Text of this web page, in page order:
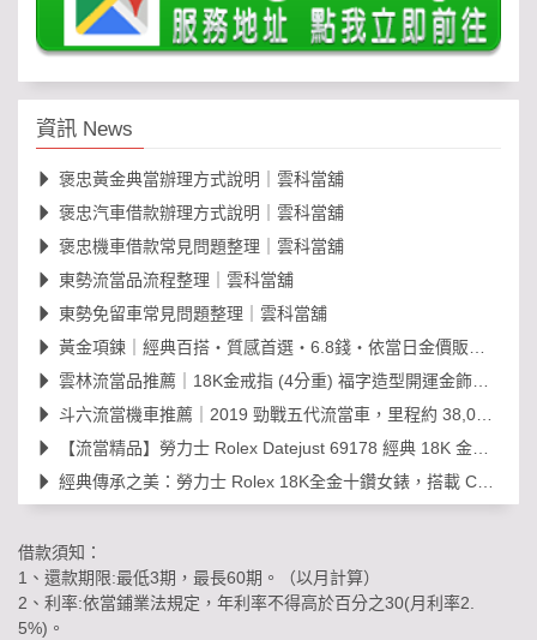
資訊 News
褒忠黃金典當辦理方式說明｜雲科當舖
褒忠汽車借款辦理方式說明｜雲科當舖
褒忠機車借款常見問題整理｜雲科當舖
東勢流當品流程整理｜雲科當舖
東勢免留車常見問題整理｜雲科當舖
黃金項鍊｜經典百搭・質感首選・6.8錢・依當日金價販售，免工錢更划算
雲林流當品推薦｜18K金戒指 (4分重) 福字造型開運金飾，日常百搭超值選！
斗六流當機車推薦｜2019 勁戰五代流當車，里程約 38,000km，可現場賞車議價
【流當精品】勞力士 Rolex Datejust 69178 經典 18K 金鑽石女錶｜原裝 203
經典傳承之美：勞力士 Rolex 18K全金十鑽女錶，搭載 Cal. 2030 機芯的黃金年代
借款須知：
1、還款期限:最低3期，最長60期。（以月計算）
2、利率:依當鋪業法規定，年利率不得高於百分之30(月利率2.
5%)。